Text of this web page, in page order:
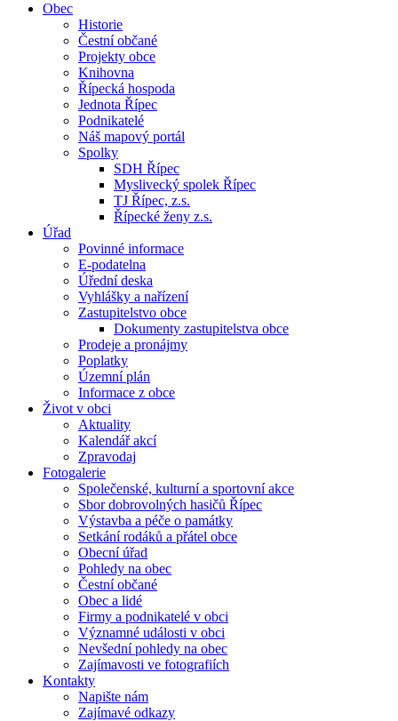
Obec
Historie
Čestní občané
Projekty obce
Knihovna
Řípecká hospoda
Jednota Řípec
Podnikatelé
Náš mapový portál
Spolky
SDH Řípec
Myslivecký spolek Řípec
TJ Řípec, z.s.
Řípecké ženy z.s.
Úřad
Povinné informace
E-podatelna
Úřední deska
Vyhlášky a nařízení
Zastupitelstvo obce
Dokumenty zastupitelstva obce
Prodeje a pronájmy
Poplatky
Územní plán
Informace z obce
Život v obci
Aktuality
Kalendář akcí
Zpravodaj
Fotogalerie
Společenské, kulturní a sportovní akce
Sbor dobrovolných hasičů Řípec
Výstavba a péče o památky
Setkání rodáků a přátel obce
Obecní úřad
Pohledy na obec
Čestní občané
Obec a lidé
Firmy a podnikatelé v obci
Významné události v obci
Nevšední pohledy na obec
Zajímavosti ve fotografiích
Kontakty
Napište nám
Zajímavé odkazy